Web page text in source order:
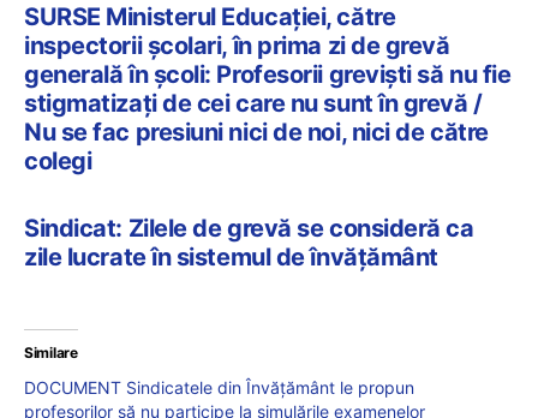
SURSE Ministerul Educației, către
inspectorii școlari, în prima zi de grevă
generală în școli: Profesorii greviști să nu fie
stigmatizați de cei care nu sunt în grevă /
Nu se fac presiuni nici de noi, nici de către
colegi
Sindicat: Zilele de grevă se consideră ca
zile lucrate în sistemul de învățământ
Similare
DOCUMENT Sindicatele din Învățământ le propun
profesorilor să nu participe la simulările examenelor